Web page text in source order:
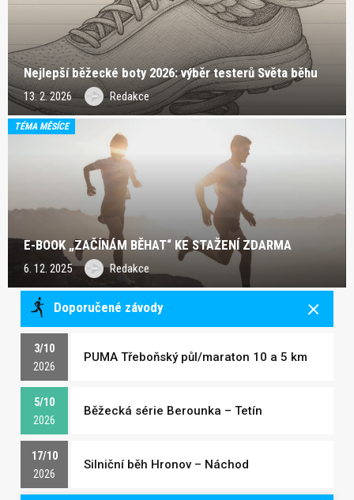
Nejlepší běžecké boty 2026: výběr testerů Světa běhu
13. 2. 2026 Redakce
TÉMA MĚSÍCE
E-BOOK „ZAČÍNÁM BĚHAT“ KE STAŽENÍ ZDARMA
6. 12. 2025 Redakce
Doporučené závody
3/10
2026
PUMA Třeboňský půl/maraton 10 a 5 km
5/10
2026
Běžecká série Berounka – Tetín
17/10
2026
Silniční běh Hronov – Náchod